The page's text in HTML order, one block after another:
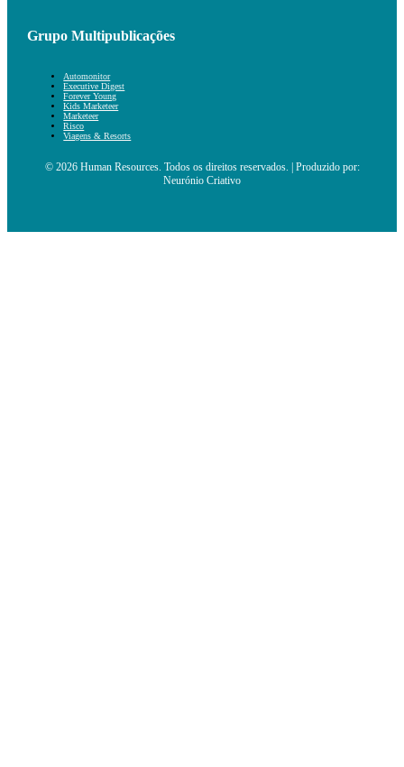
Grupo Multipublicações
Automonitor
Executive Digest
Forever Young
Kids Marketeer
Marketeer
Risco
Viagens & Resorts
© 2026 Human Resources. Todos os direitos reservados. | Produzido por:
Neurónio Criativo